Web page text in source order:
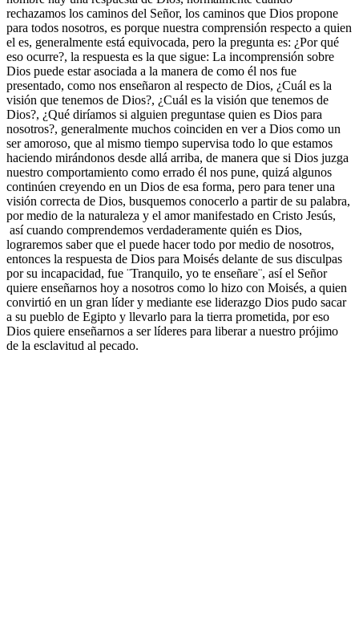
rechazamos los caminos del Señor, los caminos que Dios propone
para todos nosotros, es porque nuestra comprensión respecto a quien
el es, generalmente está equivocada, pero la pregunta es: ¿Por qué
eso ocurre?, la respuesta es la que sigue: La incomprensión sobre
Dios puede estar asociada a la manera de como él nos fue
presentado, como nos enseñaron al respecto de Dios, ¿Cuál es la
visión que tenemos de Dios?, ¿Cuál es la visión que tenemos de
Dios?, ¿Qué diríamos si alguien preguntase quien es Dios para
nosotros?, generalmente muchos coinciden en ver a Dios como un
ser amoroso, que al mismo tiempo supervisa todo lo que estamos
haciendo mirándonos desde allá arriba, de manera que si Dios juzga
nuestro comportamiento como errado él nos pune, quizá algunos
continúen creyendo en un Dios de esa forma, pero para tener una
visión correcta de Dios, busquemos conocerlo a partir de su palabra,
por medio de la naturaleza y el amor manifestado en Cristo Jesús,
así cuando comprendemos verdaderamente quién es Dios,
lograremos saber que el puede hacer todo por medio de nosotros,
entonces la respuesta de Dios para Moisés delante de sus disculpas
por su incapacidad, fue ¨Tranquilo, yo te enseñare¨, así el Señor
quiere enseñarnos hoy a nosotros como lo hizo con Moisés, a quien
convirtió en un gran líder y mediante ese liderazgo Dios pudo sacar
a su pueblo de Egipto y llevarlo para la tierra prometida, por eso
Dios quiere enseñarnos a ser líderes para liberar a nuestro prójimo
de la esclavitud al pecado.